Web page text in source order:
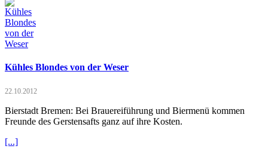
Kühles Blondes von der Weser
22.10.2012
Bierstadt Bremen: Bei Brauereiführung und Biermenü kommen
Freunde des Gerstensafts ganz auf ihre Kosten.
[...]